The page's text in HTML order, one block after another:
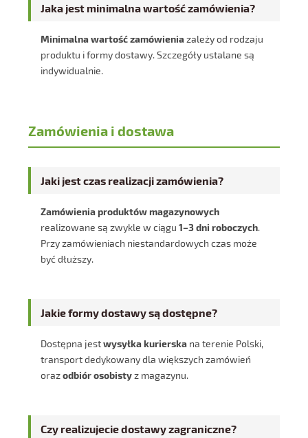
Jaka jest minimalna wartość zamówienia?
Minimalna wartość zamówieniazależy od rodzaju
produktu i formy dostawy. Szczegóły ustalane są
indywidualnie.
Zamówienia i dostawa
Jaki jest czas realizacji zamówienia?
Zamówienia produktów magazynowych
realizowane są zwykle w ciągu 1–3 dni roboczych.
Przy zamówieniach niestandardowych czas może
być dłuższy.
Jakie formy dostawy są dostępne?
Dostępna jestwysyłka kurierska na terenie Polski,
transport dedykowany dla większych zamówień
orazodbiór osobistyz magazynu.
Czy realizujecie dostawy zagraniczne?